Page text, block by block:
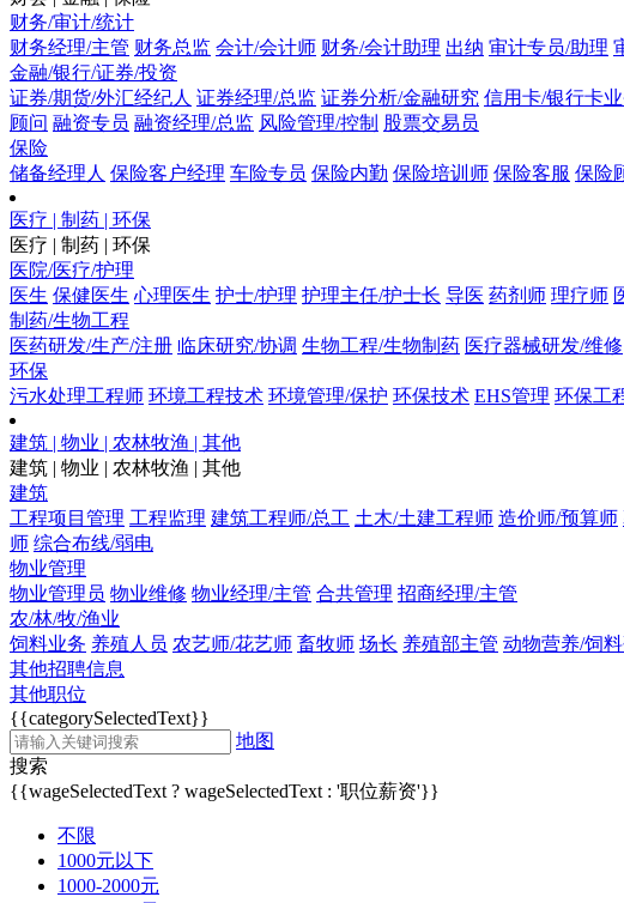
财务/审计/统计
财务经理/主管 财务总监 会计/会计师 财务/会计助理 出纳 审计专员/助理
金融/银行/证券/投资
证券/期货/外汇经纪人 证券经理/总监 证券分析/金融研究 信用卡/银行卡
顾问 融资专员 融资经理/总监 风险管理/控制 股票交易员
保险
储备经理人 保险客户经理 车险专员 保险内勤 保险培训师 保险客服 保险
医疗 | 制药 | 环保
医疗 | 制药 | 环保
医院/医疗/护理
医生 保健医生 心理医生 护士/护理 护理主任/护士长 导医 药剂师 理疗师
制药/生物工程
医药研发/生产/注册 临床研究/协调 生物工程/生物制药 医疗器械研发/维修
环保
污水处理工程师 环境工程技术 环境管理/保护 环保技术 EHS管理 环保工
建筑 | 物业 | 农林牧渔 | 其他
建筑 | 物业 | 农林牧渔 | 其他
建筑
工程项目管理 工程监理 建筑工程师/总工 土木/土建工程师 造价师/预算师
师 综合布线/弱电
物业管理
物业管理员 物业维修 物业经理/主管 合共管理 招商经理/主管
农/林/牧/渔业
饲料业务 养殖人员 农艺师/花艺师 畜牧师 场长 养殖部主管 动物营养/饲
其他招聘信息
其他职位
{{categorySelectedText}}
地图
搜索
{{wageSelectedText ? wageSelectedText : '职位薪资'}}
不限
1000元以下
1000-2000元